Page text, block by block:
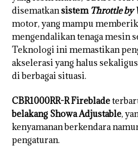
disematkansistem Throttle by
motor, yang mampu
mengendalikan tenaga mesin
Teknologi ini memastikan
akselerasi yang halus
di berbagai situasi.
CBR1000RR-R Fireblade
belakang Showa Adjustable,
kenyamanan berkendara
pengaturan.